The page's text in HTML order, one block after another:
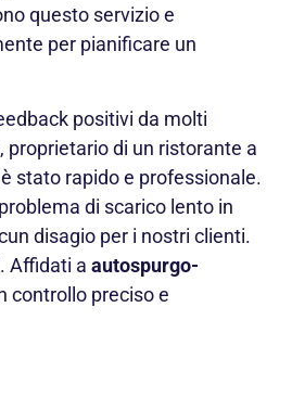
questo servizio e
per pianificare un
positivi da molti
proprietario di un ristorante a
stato rapido e professionale.
di scarico lento in
disagio per i nostri clienti.
Affidati a autospurgo-
controllo preciso e